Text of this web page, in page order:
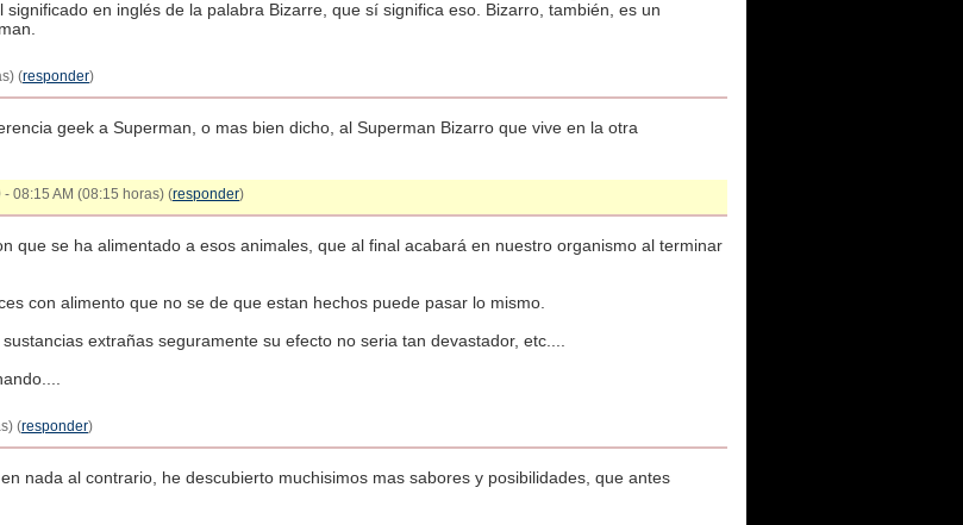
en inglés de la palabra Bizarre, que sí significa eso. Bizarro, también, es un
(responder)
geek a Superman, o mas bien dicho, al Superman Bizarro que vive en la otra
08:15 AM (08:15 horas) (responder)
que se ha alimentado a esos animales, que al final acabará en nuestro organismo al terminar
con alimento que no se de que estan hechos puede pasar lo mismo.
extrañas seguramente su efecto no seria tan devastador, etc....
(responder)
nada al contrario, he descubierto muchisimos mas sabores y posibilidades, que antes